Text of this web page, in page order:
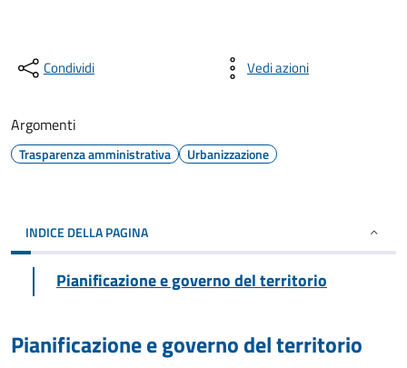
Condividi Vedi azioni
Argomenti
Trasparenza amministrativa Urbanizzazione
INDICE DELLA PAGINA
Pianificazione e governo del territorio
Pianificazione e governo del territorio